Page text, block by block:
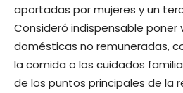
aportadas por mujeres y un
Consideró indispensable poner
domésticas no remuneradas,
la comida o los cuidados
de los puntos principales de la